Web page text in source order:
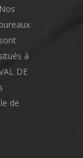
Nos
bureaux
sont
situés à
DE
de